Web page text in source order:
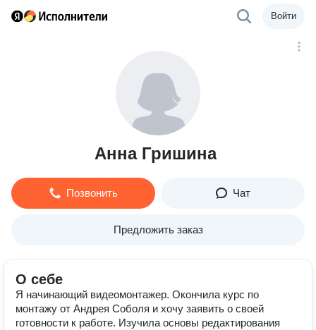
Войти
Анна Гришина
Позвонить Чат
Предложить заказ
О себе
Я начинающий видеомонтажер. Окончила курс по
монтажу от Андрея Соболя и хочу заявить о своей
готовности к работе. Изучила основы редактирования